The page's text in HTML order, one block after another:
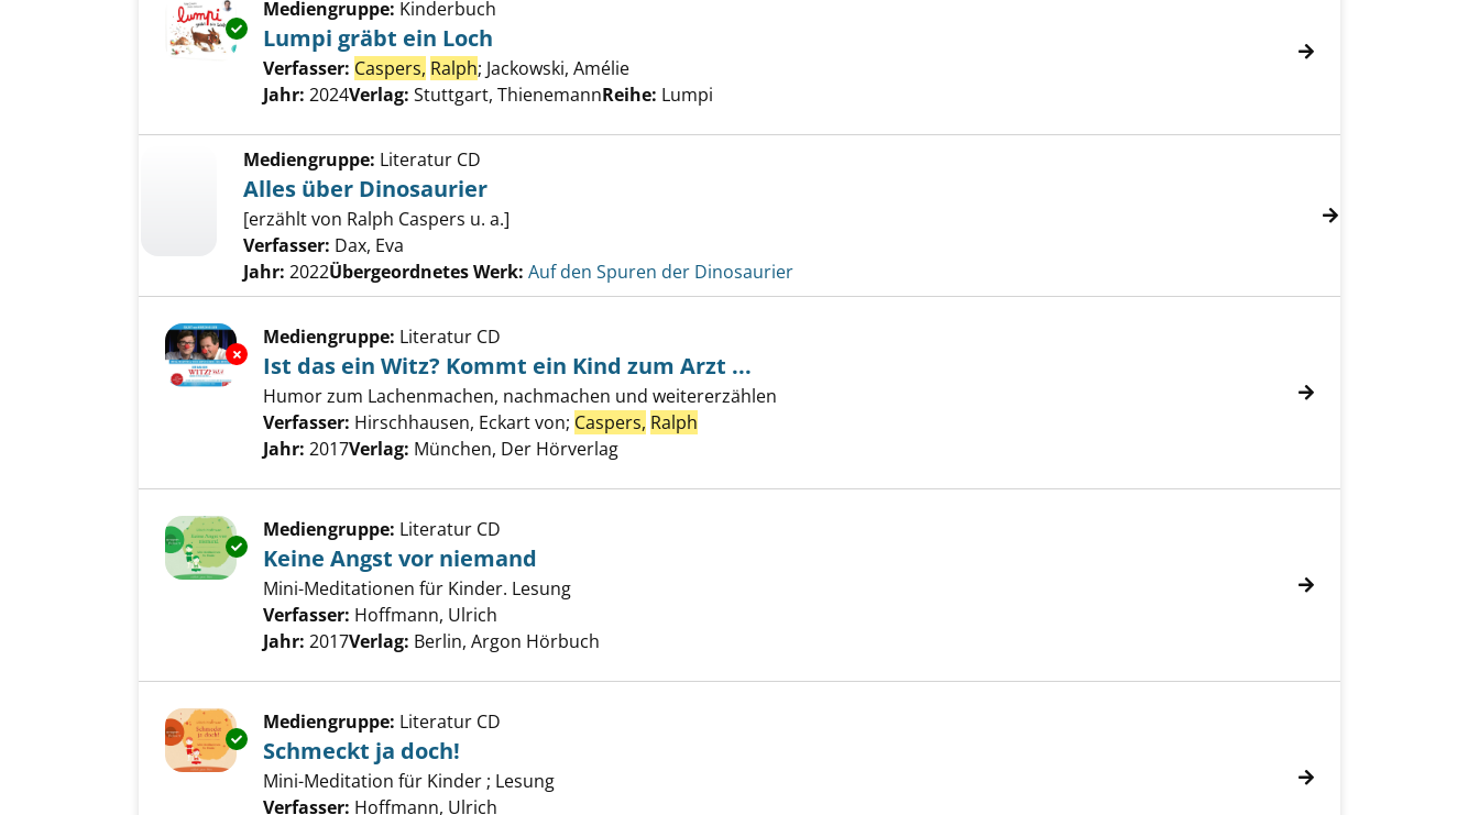
Exemplar-Details von Lumpi gräbt ein Loch anzeigen
Mediengruppe: Kinderbuch
Lumpi gräbt ein Loch
Verfasser: Caspers, Ralph; Jackowski, Amélie
Jahr: 2024Verlag: Stuttgart, ThienemannReihe: Lumpi
Mediengruppe: Literatur CD
Alles über Dinosaurier
[erzählt von Ralph Caspers u. a.]
Verfasser: Dax, Eva
Jahr: 2022Übergeordnetes Werk: Auf den Spuren der Dinosaurier
Exemplar-Details von Ist das ein Witz? Kommt ein Kind zum Arzt ... anzeigen
Mediengruppe: Literatur CD
Ist das ein Witz? Kommt ein Kind zum Arzt ...
Humor zum Lachenmachen, nachmachen und weitererzählen
Verfasser: Hirschhausen, Eckart von; Caspers, Ralph
Jahr: 2017Verlag: München, Der Hörverlag
Exemplar-Details von Keine Angst vor niemand anzeigen
Mediengruppe: Literatur CD
Keine Angst vor niemand
Mini-Meditationen für Kinder. Lesung
Verfasser: Hoffmann, Ulrich
Jahr: 2017Verlag: Berlin, Argon Hörbuch
Exemplar-Details von Schmeckt ja doch! anzeigen
Mediengruppe: Literatur CD
Schmeckt ja doch!
Mini-Meditation für Kinder ; Lesung
Verfasser: Hoffmann, Ulrich